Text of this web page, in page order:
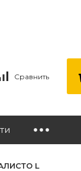
Сравнить
L